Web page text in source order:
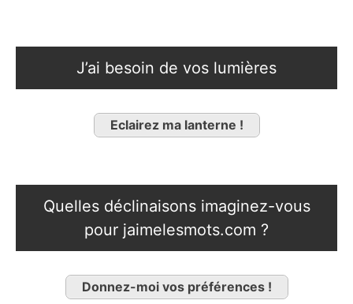
J’ai besoin de vos lumières
Eclairez ma lanterne !
Quelles déclinaisons imaginez-vous
pour jaimelesmots.com ?
Donnez-moi vos préférences !